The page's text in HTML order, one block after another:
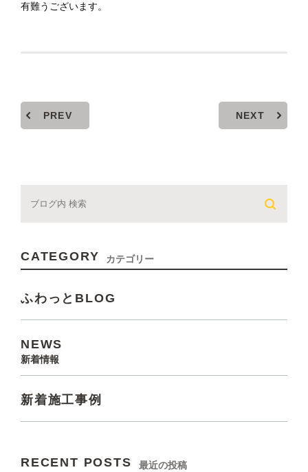
有難うございます。
PREV NEXT
CATEGORY カテゴリー
ふわっとBLOG
NEWS
新着情報
新着施工事例
RECENT POSTS 最近の投稿